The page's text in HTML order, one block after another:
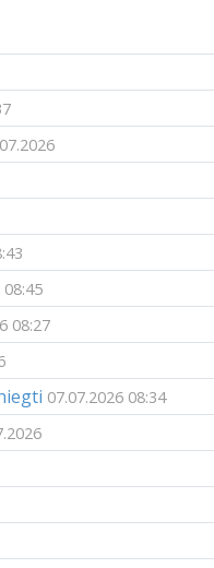
08:45
08:27
07.07.2026 08:34